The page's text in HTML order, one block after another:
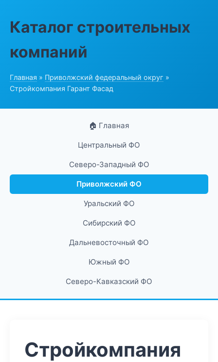
Каталог строительных
компаний
Главная » Приволжский федеральный округ »
Стройкомпания Гарант Фасад
🏠 Главная
Центральный ФО
Северо-Западный ФО
Приволжский ФО
Уральский ФО
Сибирский ФО
Дальневосточный ФО
Южный ФО
Северо-Кавказский ФО
Стройкомпания